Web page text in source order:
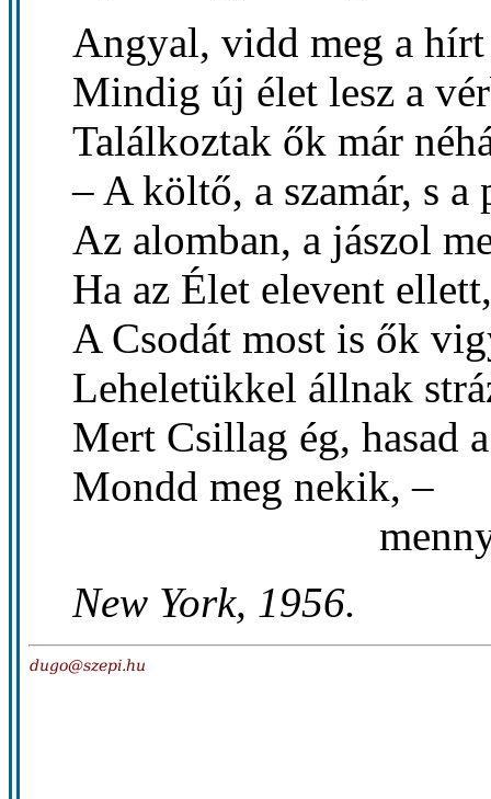
Angyal, vidd meg a
Mindig új élet lesz a
Találkoztak ők már
– A költő, a szamár, s a
Az alomban, a jászol
Ha az Élet elevent ellett,
A Csodát most is ők
Leheletükkel állnak
Mert Csillag ég, hasad
Mondd meg nekik, –
mennyből
New York, 1956.